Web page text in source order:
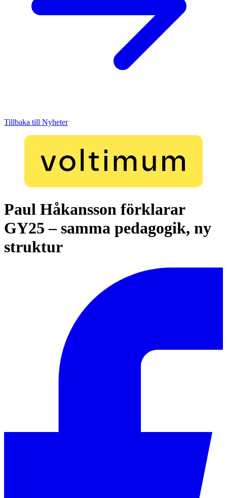
Tillbaka till Nyheter
Paul Håkansson förklarar
GY25 – samma pedagogik, ny
struktur